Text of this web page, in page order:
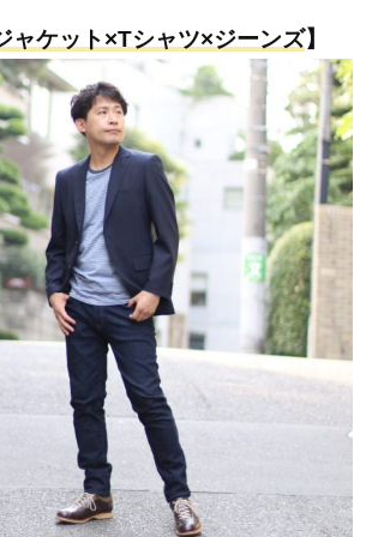
ャケット×Tシャツ×ジーンズ】